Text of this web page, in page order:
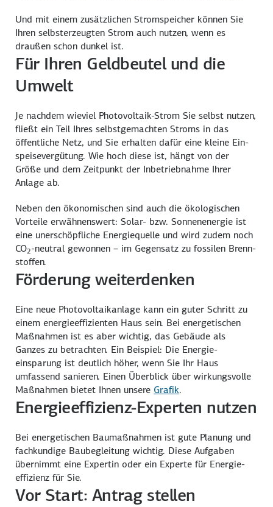
Und mit einem zusätzlichen Strom­speicher können Sie
Ihren selbst­erzeugten Strom auch nutzen, wenn es
draußen schon dunkel ist.
Für Ihren Geldbeutel und die
Umwelt
Je nachdem wieviel Photovoltaik-Strom Sie selbst nutzen,
fließt ein Teil Ihres selbst­gemachten Stroms in das
öffentliche Netz, und Sie erhalten dafür eine kleine Ein­
speise­ver­gütung. Wie hoch diese ist, hängt von der
Größe und dem Zeit­punkt der Inbetrieb­nahme Ihrer
Anlage ab.
Neben den öko­nomischen sind auch die öko­logischen
Vorteile erwähnens­wert: Solar- bzw. Sonnen­energie ist
eine un­erschöpf­liche Energie­quelle und wird zudem noch
CO2-neutral gewonnen – im Gegen­satz zu fossilen Brenn­
stoffen.
Förderung weiterdenken
Eine neue Photo­voltaik­anlage kann ein guter Schritt zu
einem energie­effizienten Haus sein. Bei energetischen
Maß­nahmen ist es aber wichtig, das Gebäude als
Ganzes zu betrachten. Ein Beispiel: Die Energie­
einsparung ist deutlich höher, wenn Sie Ihr Haus
umfassend sanieren. Einen Überblick über wirkungs­volle
Maß­nahmen bietet Ihnen unsere Grafik.
Energieeffizienz-Experten nutzen
Bei energetischen Bau­maßnahmen ist gute Planung und
fach­kundige Bau­be­gleitung wichtig. Diese Aufgaben
übernimmt eine Expertin oder ein Experte für Energie­
effizienz für Sie.
Vor Start: Antrag stellen